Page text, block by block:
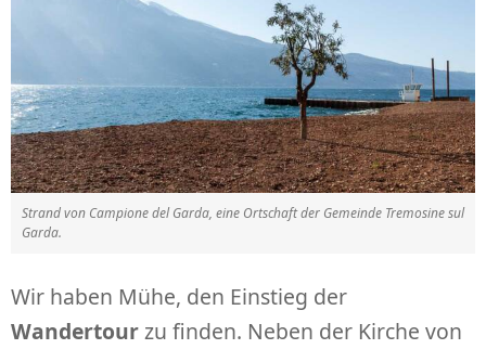
Strand von Campione del Garda, eine Ortschaft der Gemeinde Tremosine sul
Garda.
Wir haben Mühe, den Einstieg der
Wandertourzu finden. Neben der Kirche von